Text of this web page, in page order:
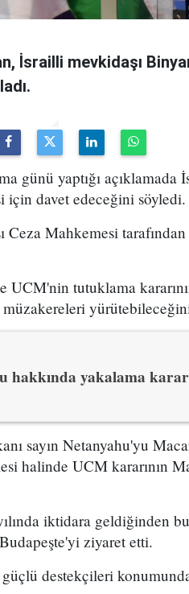
İsrailli mevkidaşı
günü yaptığı açıklamada
için davet edeceğini söyledi.
Mahkemesi
UCM'nin tutuklama
hakkında yakalama
sayın Netanyahu'yu
halinde UCM kararının
iktidara geldiğinden
ziyaret etti.
destekçileri